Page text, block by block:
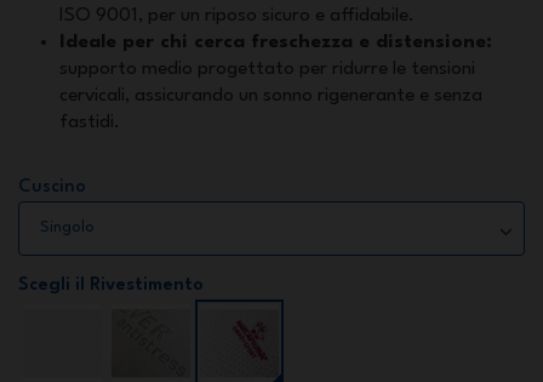
ISO 9001, per un riposo sicuro e affidabile.
Ideale per chi cerca freschezza e distensione:
supporto medio progettato per ridurre le tensioni
cervicali, assicurando un sonno rigenerante e senza
fastidi.
Cuscino
Scegli il Rivestimento